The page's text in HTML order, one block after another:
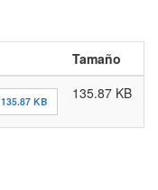
Tamaño
135.87 KB 135.87 KB